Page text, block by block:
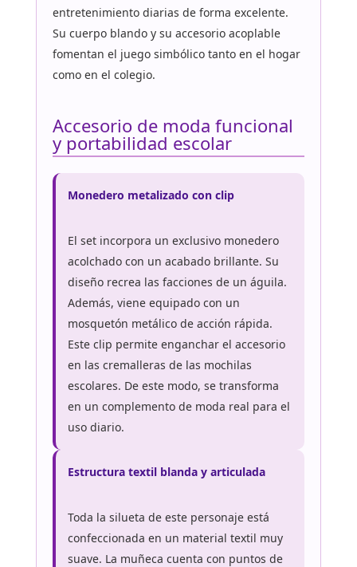
entretenimiento diarias de forma excelente.
Su cuerpo blando y su accesorio acoplable
fomentan el juego simbólico tanto en el hogar
como en el colegio.
Accesorio de moda funcional
y portabilidad escolar
Monedero metalizado con clip
El set incorpora un exclusivo monedero
acolchado con un acabado brillante. Su
diseño recrea las facciones de un águila.
Además, viene equipado con un
mosquetón metálico de acción rápida.
Este clip permite enganchar el accesorio
en las cremalleras de las mochilas
escolares. De este modo, se transforma
en un complemento de moda real para el
uso diario.
Estructura textil blanda y articulada
Toda la silueta de este personaje está
confeccionada en un material textil muy
suave. La muñeca cuenta con puntos de